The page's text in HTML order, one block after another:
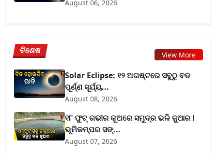
August 06, 2026
ବିଶେଷ View More
Solar Eclipse: ୧୨ ଅଗଷ୍ଟରେ ସବୁଠୁ ବଡ
ପୂର୍ଣ୍ଣ ସୂର୍ଯ୍ୟ...
August 08, 2026
୧୮ ଫୁଟ୍ ଗଭୀର କୂଅରେ ସମୁଦ୍ର ଭଳି ଜୁଆର !
ଭୂମିକମ୍ପର ସଙ୍...
August 07, 2026